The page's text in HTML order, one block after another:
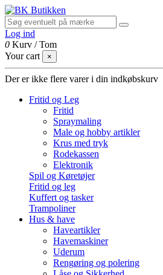
Log ind
0 Kurv /Tom
Your cart
×
Der er ikke flere varer i din indkøbskurv
Fritid og Leg
Fritid
Spraymaling
Male og hobby artikler
Krus med tryk
Rodekassen
Elektronik
Spil og Køretøjer
Fritid og leg
Kuffert og tasker
Trampoliner
Hus & have
Haveartikler
Havemaskiner
Uderum
Rengøring og polering